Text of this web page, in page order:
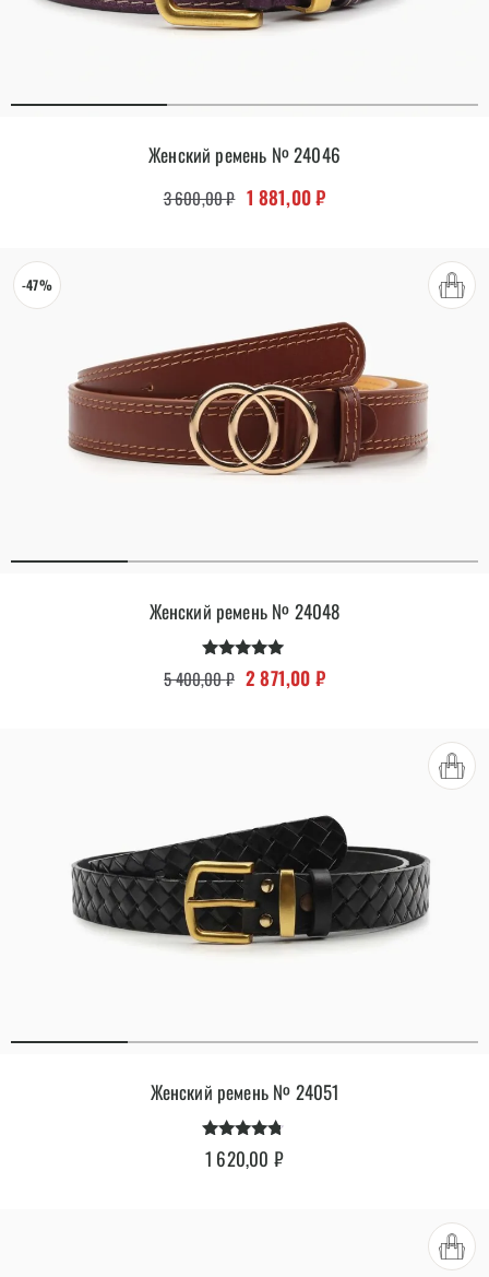
Женский ремень № 24046
3 600,00₽ Первоначальная цена
1 881,00₽Текущая цена: 1
-47%
Женский ремень № 24048
Оценка
5.00
5 400,00₽ Первоначальная цена
2 871,00 ₽Текущая цена: 2
Женский ремень № 24051
Оценка
4.62
1 620,00 ₽